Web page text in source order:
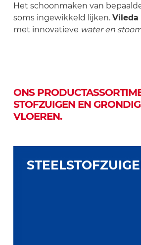
Het schoonmaken van
soms ingewikkeld lijken. Vileda
met innovatieve water en
ONS
STOFZUIGEN EN
VLOEREN.